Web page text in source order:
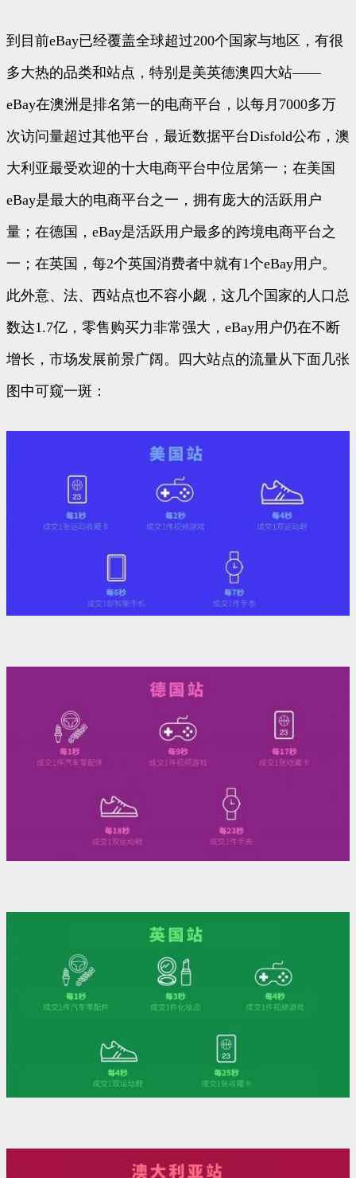
到目前eBay已经覆盖全球超过200个国家与地区，有很
多大热的品类和站点，特别是美英德澳四大站——
eBay在澳洲是排名第一的电商平台，以每月7000多万
次访问量超过其他平台，最近数据平台Disfold公布，澳
大利亚最受欢迎的十大电商平台中位居第一；在美国
eBay是最大的电商平台之一，拥有庞大的活跃用户
量；在德国，eBay是活跃用户最多的跨境电商平台之
一；在英国，每2个英国消费者中就有1个eBay用户。
此外意、法、西站点也不容小觑，这几个国家的人口总
数达1.7亿，零售购买力非常强大，eBay用户仍在不断
增长，市场发展前景广阔。四大站点的流量从下面几张
图中可窥一斑：